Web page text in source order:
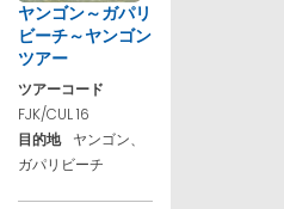
ヤンゴン～ガパリ
ビーチ～ヤンゴン
ツアー
ツアーコード
FJK/CUL 16
目的地
ヤンゴン、
ガパリビーチ